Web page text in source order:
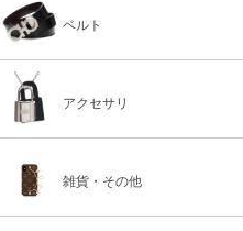
ベルト
アクセサリ
雑貨・その他